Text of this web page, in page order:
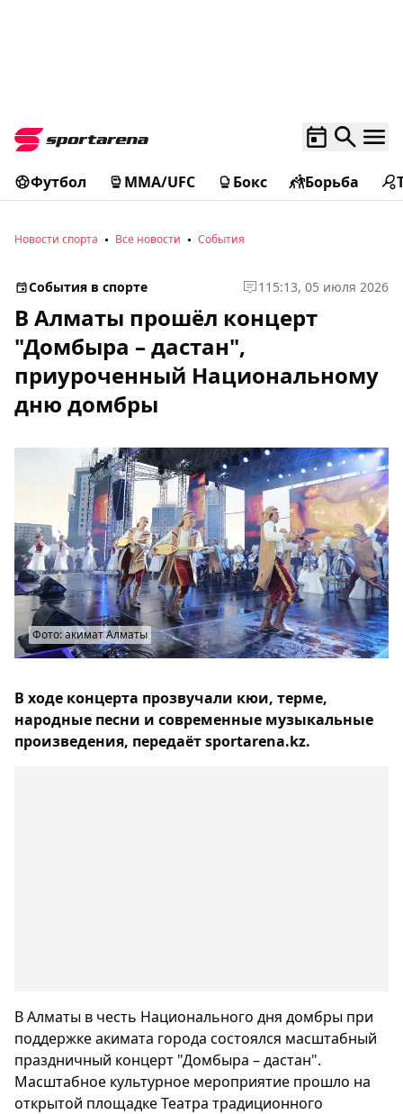
Футбол MMA/UFC Бокс Борьба
Новости спорта Все новости События
События в спорте 1 15:13, 05 июля 2026
В Алматы прошёл концерт
"Домбыра – дастан",
приуроченный Национальному
дню домбры
Фото: акимат Алматы
В ходе концерта прозвучали кюи, терме,
народные песни и современные музыкальные
произведения, передаёт sportarena.kz.
В Алматы в честь Национального дня домбры при
поддержке акимата города состоялся масштабный
праздничный концерт "Домбыра – дастан".
Масштабное культурное мероприятие прошло на
открытой площадке Театра традиционного